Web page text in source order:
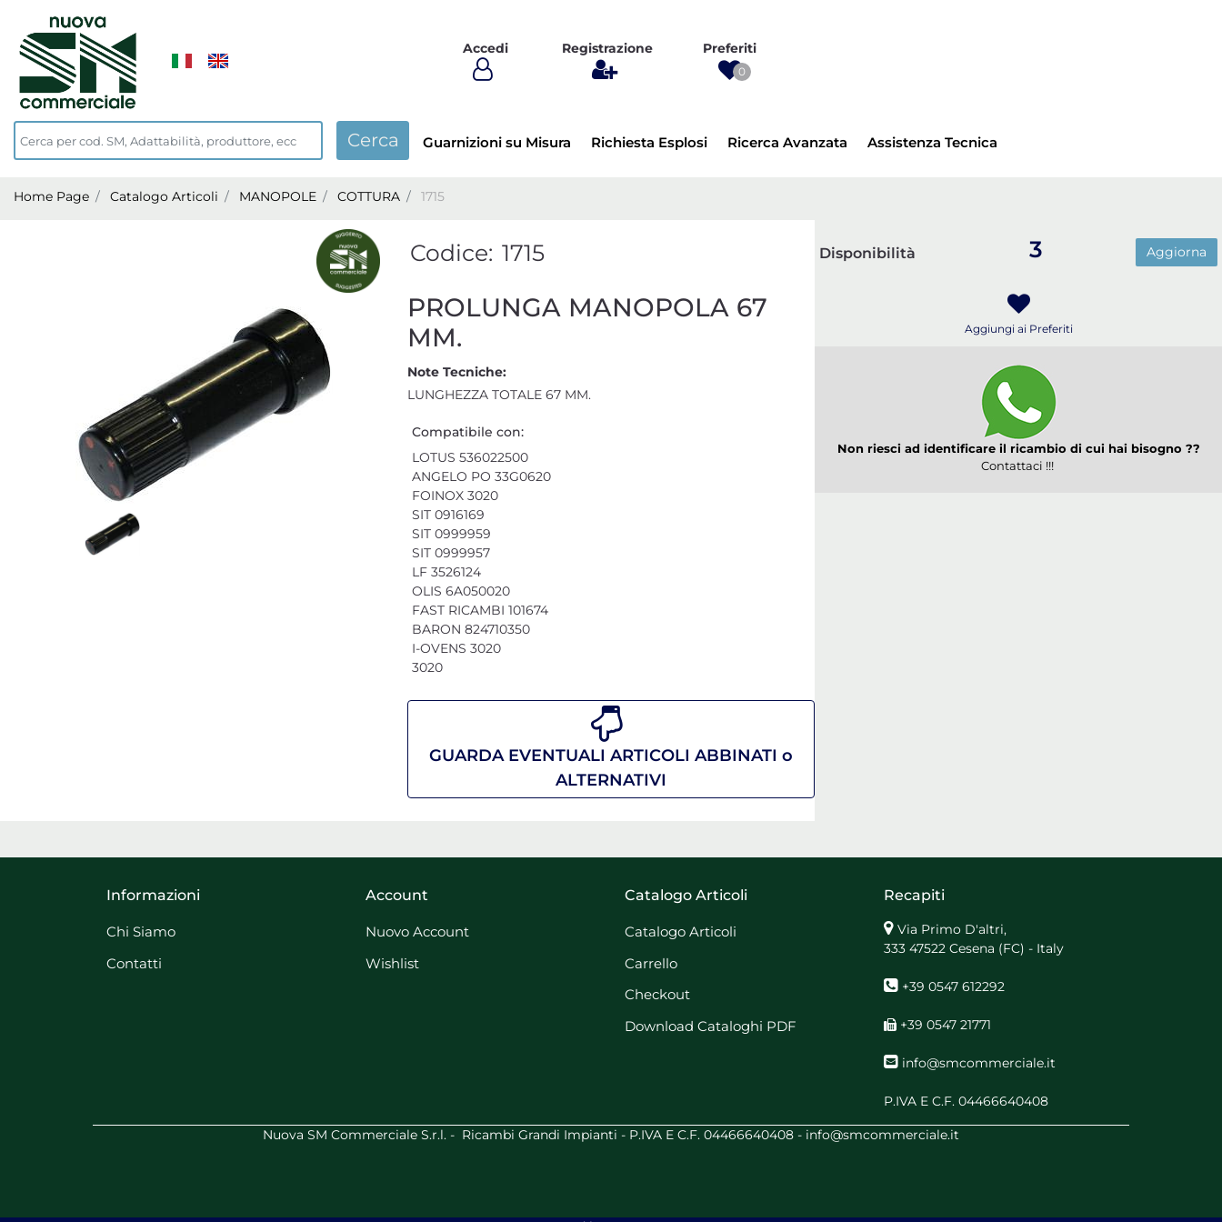
Accedi Registrazione Preferiti
0
Guarnizioni su Misura Richiesta Esplosi Ricerca Avanzata Assistenza Tecnica
Home Page Catalogo Articoli MANOPOLE COTTURA 1715
Codice: 1715
PROLUNGA MANOPOLA 67
MM.
Note Tecniche:
LUNGHEZZA TOTALE 67 MM.
Compatibile con:
LOTUS 536022500
ANGELO PO 33G0620
FOINOX 3020
SIT 0916169
SIT 0999959
SIT 0999957
LF 3526124
OLIS 6A050020
FAST RICAMBI 101674
BARON 824710350
I-OVENS 3020
3020
GUARDA EVENTUALI ARTICOLI ABBINATI o
ALTERNATIVI
Disponibilità Aggiorna
3
Aggiungi ai Preferiti
Non riesci ad identificare il ricambio di cui hai bisogno ??
Contattaci !!!
Informazioni
Chi Siamo
Contatti
Account
Nuovo Account
Wishlist
Catalogo Articoli
Catalogo Articoli
Carrello
Checkout
Download Cataloghi PDF
Recapiti
Via Primo D'altri,
333 47522 Cesena (FC) - Italy
+39 0547 612292
+39 0547 21771
info@smcommerciale.it
P.IVA E C.F. 04466640408
Nuova SM Commerciale S.r.l. - Ricambi Grandi Impianti - P.IVA E C.F. 04466640408 - info@smcommerciale.it